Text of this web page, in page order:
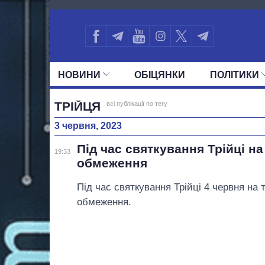
2013
НОВИНИ ОБIЦЯНКИ ПОЛIТИКИ
УСІ ПОЛІТИКИ
ТРІЙЦЯ всі публікації по тегу
3 червня, 2023
19:33
Під час святкування Трійці
обмеження
Під час святкування Трійці 4 червня на
обмеження.